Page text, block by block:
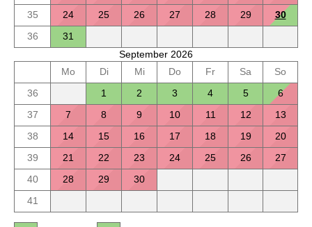
35
24 25 26 27 28 29
30
36
31
September 2026
Mo
Di Mi Do Fr Sa
So
36
1 2 3 4 5
6
37
7 8 9 10 11 12
13
38
14 15 16 17 18 19
20
39
21 22 23 24 25 26
27
40
28 29
30
41